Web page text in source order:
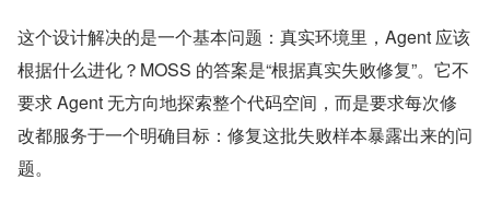
这个设计解决的是一个基本问题：真实环境里，Agent 应该
根据什么进化？MOSS 的答案是“根据真实失败修复”。它不
要求 Agent 无方向地探索整个代码空间，而是要求每次修
改都服务于一个明确目标：修复这批失败样本暴露出来的问
题。